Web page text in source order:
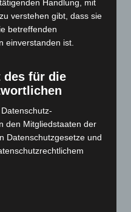
Handlung, mit
verstehen gibt, dass sie
betreffenden
einverstanden ist.
des für die
den Mitgliedstaaten der
Datenschutzgesetze und